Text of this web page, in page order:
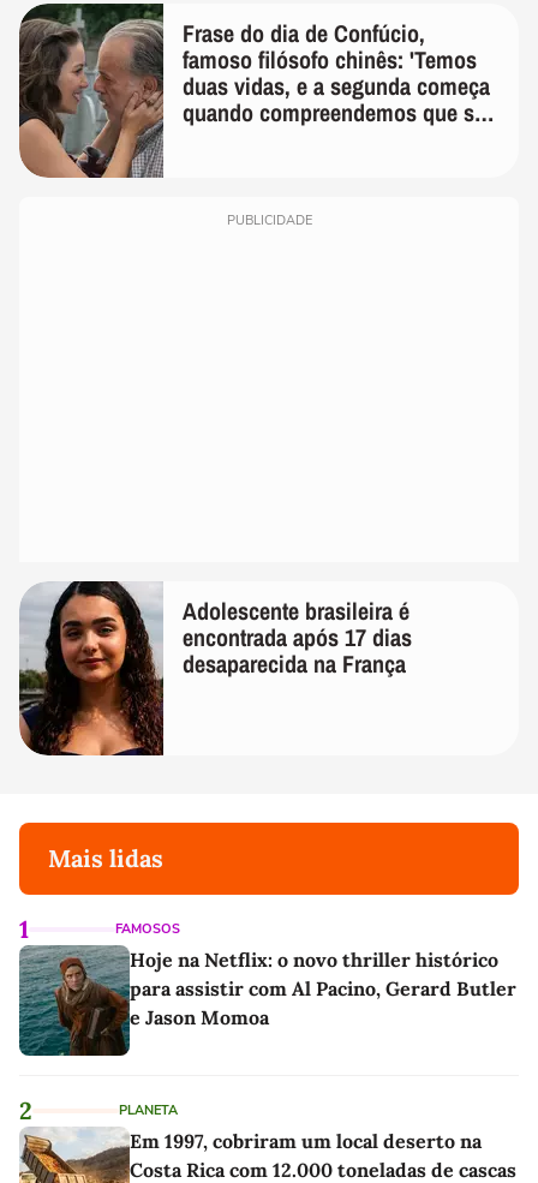
Frase do dia de Confúcio,
famoso filósofo chinês: 'Temos
duas vidas, e a segunda começa
quando compreendemos que só
PUBLICIDADE
Adolescente brasileira é
encontrada após 17 dias
desaparecida na França
Mais lidas
1 FAMOSOS
Hoje na Netflix: o novo thriller histórico
para assistir com Al Pacino, Gerard Butler
e Jason Momoa
2 PLANETA
Em 1997, cobriram um local deserto na
Costa Rica com 12.000 toneladas de cascas